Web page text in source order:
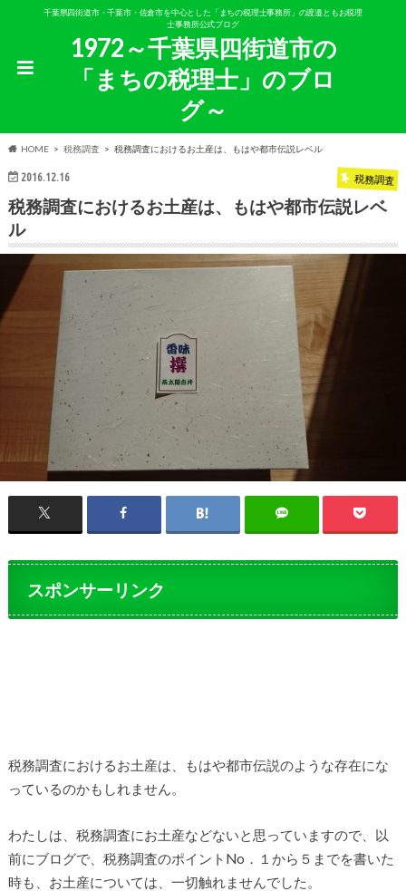
千葉県四街道市・千葉市・佐倉市を中心とした「まちの税理士事務所」の渡邉ともお税理
士事務所公式ブログ
1972～千葉県四街道市の
「まちの税理士」のブロ
グ～
HOME 税務調査 税務調査におけるお土産は、もはや都市伝説レベル
2016.12.16 税務調査
税務調査におけるお土産は、もはや都市伝説レベ
ル
スポンサーリンク
税務調査におけるお土産は、もはや都市伝説のような存在にな
っているのかもしれません。
わたしは、税務調査にお土産などないと思っていますので、以
前にブログで、税務調査のポイントNo．１から５までを書いた
時も、お土産については、一切触れませんでした。